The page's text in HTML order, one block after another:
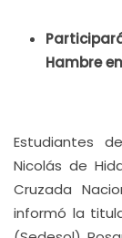
Hambre
Estudiantes
Nicolás de
Cruzada
informó la